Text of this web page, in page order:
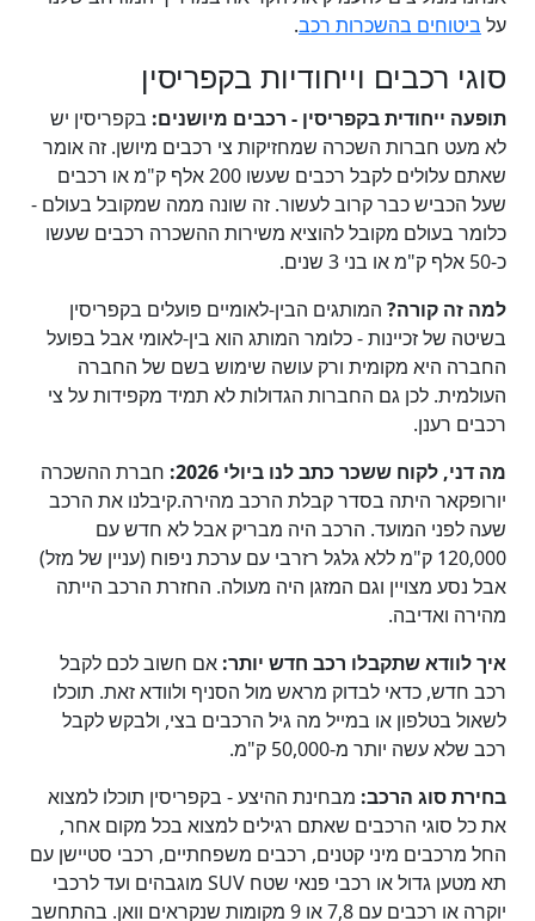
על ביטוחים בהשכרות רכב.
סוגי רכבים וייחודיות בקפריסין
תופעה ייחודית בקפריסין - רכבים מיושנים: בקפריסין יש
לא מעט חברות השכרה שמחזיקות צי רכבים מיושן. זה אומר
שאתם עלולים לקבל רכבים שעשו 200 אלף ק"מ או רכבים
שעל הכביש כבר קרוב לעשור. זה שונה ממה שמקובל בעולם -
כלומר בעולם מקובל להוציא משירות ההשכרה רכבים שעשו
כ-50 אלף ק"מ או בני 3 שנים.
למה זה קורה? המותגים הבין-לאומיים פועלים בקפריסין
בשיטה של זכיינות - כלומר המותג הוא בין-לאומי אבל בפועל
החברה היא מקומית ורק עושה שימוש בשם של החברה
העולמית. לכן גם החברות הגדולות לא תמיד מקפידות על צי
רכבים רענן.
מה דני, לקוח ששכר כתב לנו ביולי 2026:
חברת ההשכרה
יורופקאר היתה בסדר קבלת הרכב מהירה.קיבלנו את הרכב
שעה לפני המועד. הרכב היה מבריק אבל לא חדש עם
120,000 ק"מ ללא גלגל רזרבי עם ערכת ניפוח (עניין של מזל)
אבל נסע מצויין וגם המזגן היה מעולה. החזרת הרכב הייתה
מהירה ואדיבה.
איך לוודא שתקבלו רכב חדש יותר: אם חשוב לכם לקבל
רכב חדש, כדאי לבדוק מראש מול הסניף ולוודא זאת. תוכלו
לשאול בטלפון או במייל מה גיל הרכבים בצי, ולבקש לקבל
רכב שלא עשה יותר מ-50,000 ק"מ.
בחירת סוג הרכב: מבחינת ההיצע - בקפריסין תוכלו למצוא
את כל סוגי הרכבים שאתם רגילים למצוא בכל מקום אחר,
החל מרכבים מיני קטנים, רכבים משפחתיים, רכבי סטיישן עם
תא מטען גדול או רכבי פנאי שטח SUV מוגבהים ועד לרכבי
יוקרה או רכבים עם 7,8 או 9 מקומות שנקראים וואן. בהתחשב